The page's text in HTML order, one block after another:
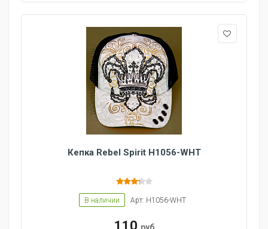
Кепка Rebel Spirit H1056-WHT
В наличии Арт: H1056-WHT
110